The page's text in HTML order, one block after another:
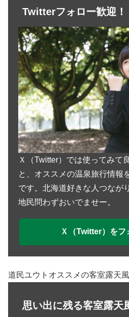
Twitterフォロー歓迎！
Ｘ（Twitter）では使ってみて
と、オススメの温泉旅行情報
です。北海道好きな人つなが
地民問わずおいでませー。
Ｘ（Twitter）をフ
道民ユウトオススメの客室露天
思い出に残る客室露天